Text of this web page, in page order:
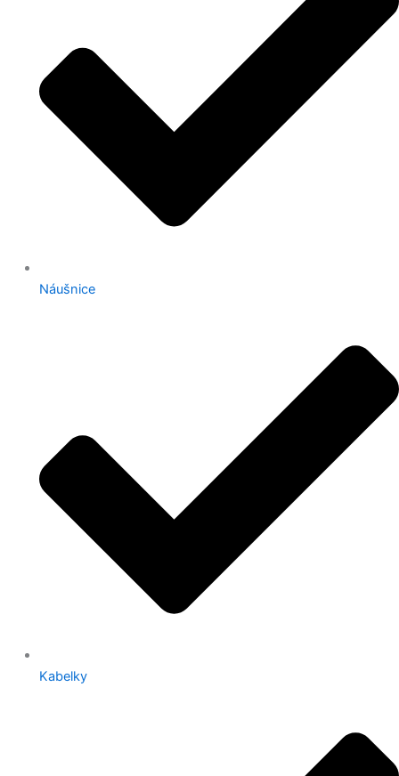
Náušnice
Kabelky